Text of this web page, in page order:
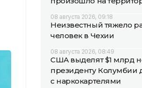
08 августа 2026, 09:18
Неизвестный тяжело
человек в Чехии
08 августа 2026, 08:49
США выделят $1 млрд
президенту Колумбии
с наркокартелями